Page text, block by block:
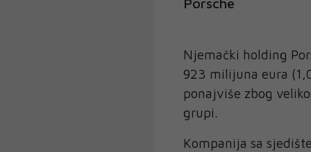
Njemački holding
923 milijuna eura
ponajviše zbog
grupi.
Kompanija sa